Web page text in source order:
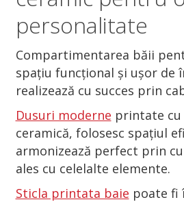
personalitate
Compartimentarea băii
spațiu funcțional și ușor de
realizează cu succes prin
Dusuri moderne printate cu
ceramică, folosesc spațiul
armonizează perfect prin
ales cu celelalte elemente.
Sticla printata baie poate fi